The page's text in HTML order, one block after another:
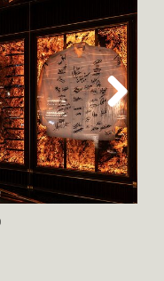
Next